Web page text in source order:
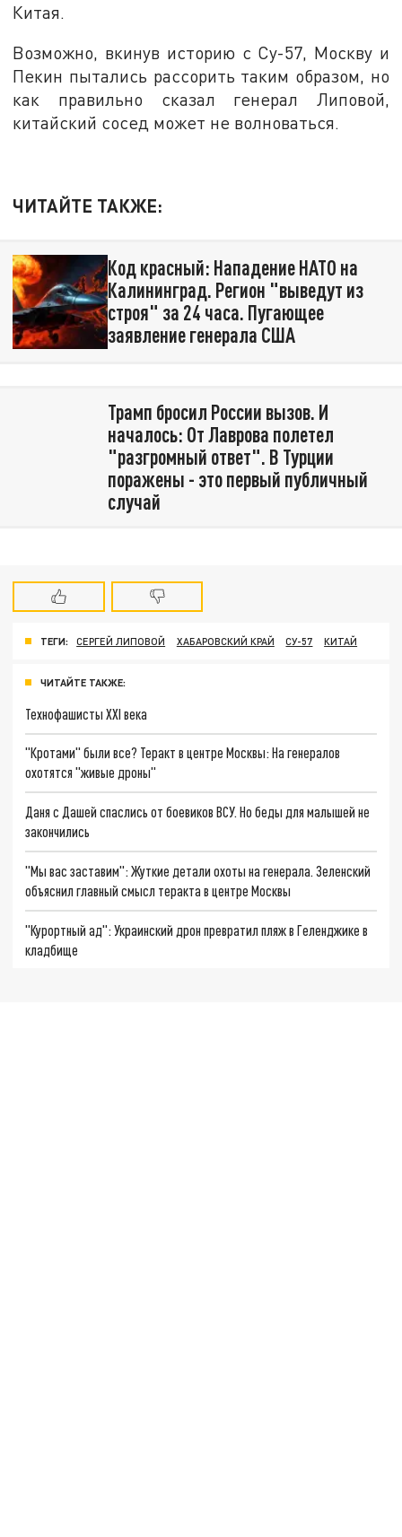
Китая.
Возможно, вкинув историю с Су-57, Москву и
Пекин пытались рассорить таким образом, но
как правильно сказал генерал Липовой,
китайский сосед может не волноваться.
ЧИТАЙТЕ ТАКЖЕ:
Код красный: Нападение НАТО на
Калининград. Регион "выведут из
строя" за 24 часа. Пугающее
заявление генерала США
Трамп бросил России вызов. И
началось: От Лаврова полетел
"разгромный ответ". В Турции
поражены - это первый публичный
случай
ТЕГИ: СЕРГЕЙ ЛИПОВОЙ ХАБАРОВСКИЙ КРАЙ СУ-57 КИТАЙ
ЧИТАЙТЕ ТАКЖЕ:
Технофашисты XXI века
"Кротами" были все? Теракт в центре Москвы: На генералов
охотятся "живые дроны"
Даня с Дашей спаслись от боевиков ВСУ. Но беды для малышей не
закончились
"Мы вас заставим": Жуткие детали охоты на генерала. Зеленский
объяснил главный смысл теракта в центре Москвы
"Курортный ад": Украинский дрон превратил пляж в Геленджике в
кладбище